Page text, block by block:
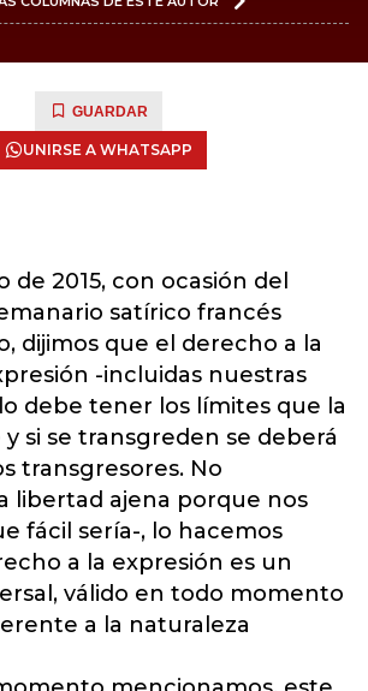
GUARDAR
UNIRSE A WHATSAPP
de 2015, con ocasión del
satírico francés
dijimos que el derecho a la
-incluidas nuestras
debe tener los límites que la
y si se transgreden se deberá
transgresores. No
libertad ajena porque nos
fácil sería-, lo hacemos
a la expresión es un
válido en todo momento
a la naturaleza